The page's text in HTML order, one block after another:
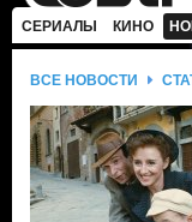
СЕРИАЛЫ КИНО
ВСЕ НОВОСТИ